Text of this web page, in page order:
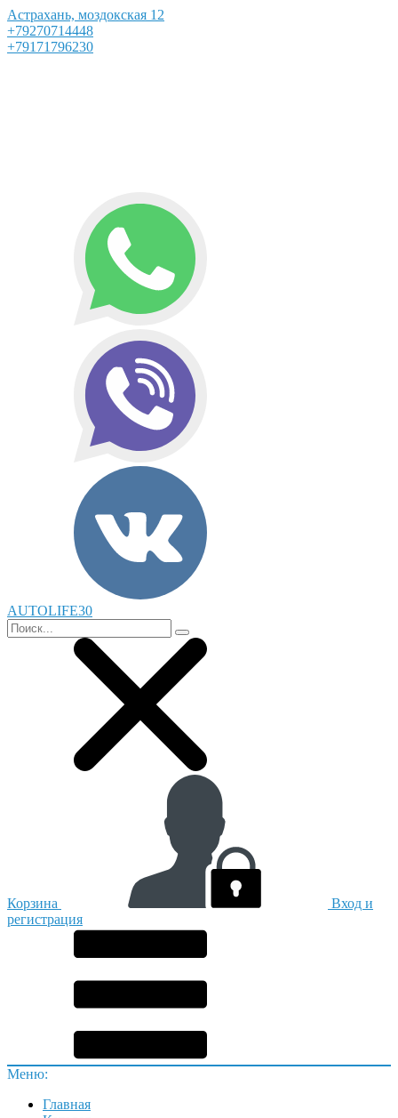
Астрахань, моздокская 12
+79270714448
+79171796230
AUTOLIFE30
Корзина
Вход и
регистрация
Меню:
Главная